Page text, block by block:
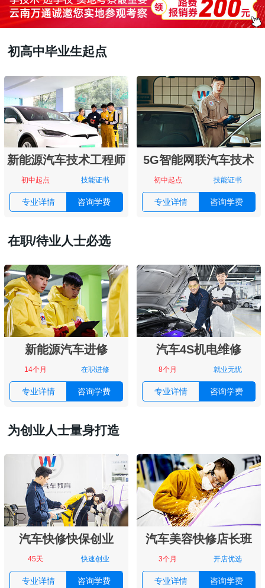
初高中毕业生起点
新能源汽车技术工程师
初中起点 技能证书
专业详情 咨询学费
5G智能网联汽车技术
初中起点 技能证书
专业详情 咨询学费
在职/待业人士必选
新能源汽车进修
14个月 在职进修
专业详情 咨询学费
汽车4S机电维修
8个月 就业无忧
专业详情 咨询学费
为创业人士量身打造
汽车快修快保创业
45天 快速创业
专业详情 咨询学费
汽车美容快修店长班
3个月 开店优选
专业详情 咨询学费